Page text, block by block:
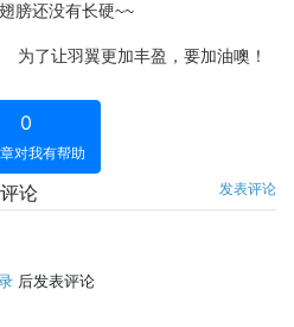
膀还没有长硬~~
丰盈，要加油噢！
0
对我有帮助
论 发表评论
后发表评论